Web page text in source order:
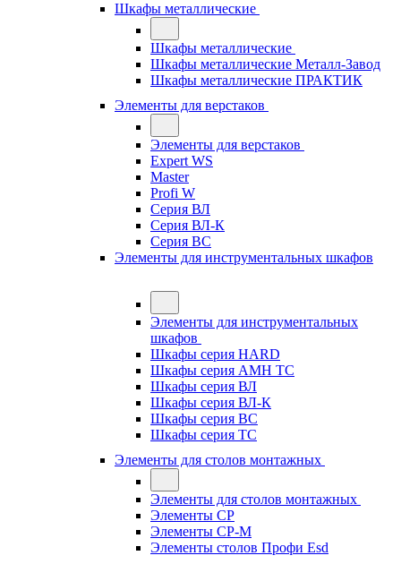
Шкафы металлические
Шкафы металлические
Шкафы металлические Металл-Завод
Шкафы металлические ПРАКТИК
Элементы для верстаков
Элементы для верстаков
Expert WS
Master
Profi W
Серия ВЛ
Серия ВЛ-К
Серия ВС
Элементы для инструментальных шкафов
Элементы для инструментальных
шкафов
Шкафы серия HARD
Шкафы серия АМН ТС
Шкафы серия ВЛ
Шкафы серия ВЛ-К
Шкафы серия ВС
Шкафы серия ТС
Элементы для столов монтажных
Элементы для столов монтажных
Элементы СР
Элементы СР-М
Элементы столов Профи Esd